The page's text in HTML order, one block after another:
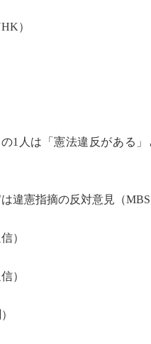
）
人は「憲法違反がある」
違憲指摘の反対意見（MBS
）
）